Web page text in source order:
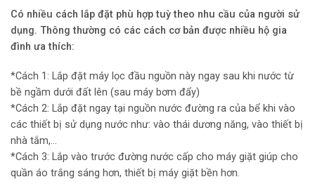
Có nhiều cách lắp đặt phù hợp tuỳ theo nhu cầu của người sử
dụng. Thông thường có các cách cơ bản được nhiều hộ gia
đình ưa thích:
*Cách 1: Lắp đặt máy lọc đầu nguồn này ngay sau khi nước từ
bề ngầm dưới đất lên (sau máy bơm đẩy)
*Cách 2: Lắp đặt ngay tại nguồn nước đường ra của bể khi vào
các thiết bị sử dụng nước như: vào thái dương năng, vào thiết bị
nhà tắm,…
*Cách 3: Lắp vào trước đường nước cấp cho máy giặt giúp cho
quần áo trắng sáng hơn, thiết bị máy giặt bền hơn.